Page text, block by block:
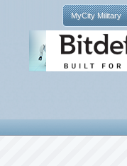
MyCity Military